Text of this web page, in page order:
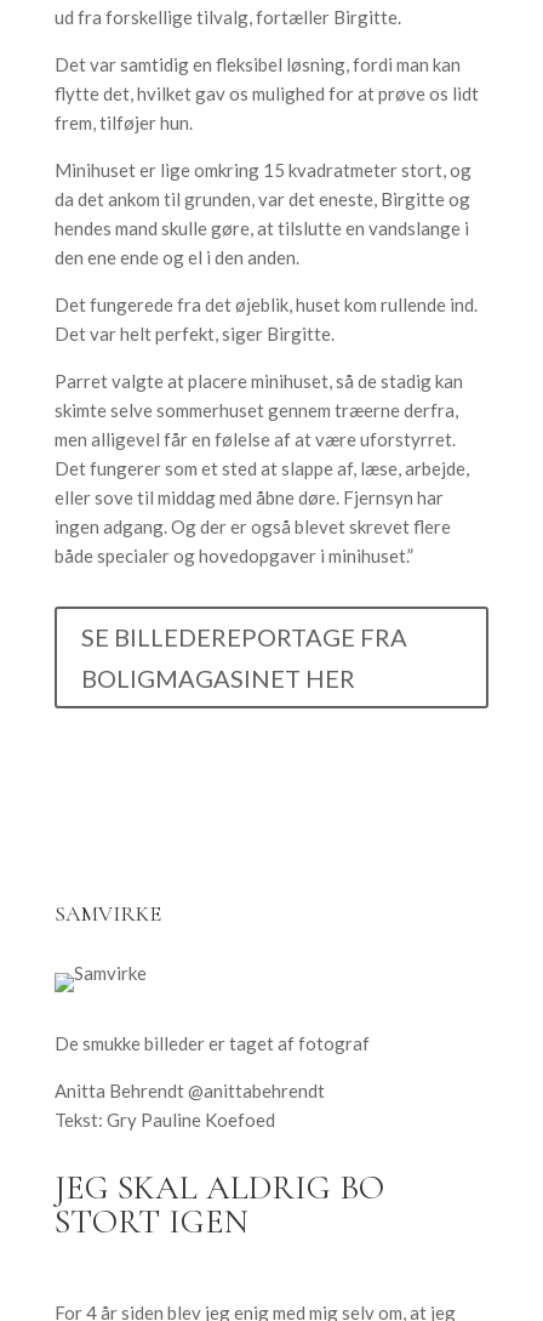
ud fra forskellige tilvalg, fortæller Birgitte.
Det var samtidig en fleksibel løsning, fordi man kan
flytte det, hvilket gav os mulighed for at prøve os lidt
frem, tilføjer hun.
Minihuset er lige omkring 15 kvadratmeter stort, og
da det ankom til grunden, var det eneste, Birgitte og
hendes mand skulle gøre, at tilslutte en vandslange i
den ene ende og el i den anden.
Det fungerede fra det øjeblik, huset kom rullende ind.
Det var helt perfekt, siger Birgitte.
Parret valgte at placere minihuset, så de stadig kan
skimte selve sommerhuset gennem træerne derfra,
men alligevel får en følelse af at være uforstyrret.
Det fungerer som et sted at slappe af, læse, arbejde,
eller sove til middag med åbne døre. Fjernsyn har
ingen adgang. Og der er også blevet skrevet flere
både specialer og hovedopgaver i minihuset.”
SE BILLEDEREPORTAGE FRA
BOLIGMAGASINET HER
SAMVIRKE
De smukke billeder er taget af fotograf
Anitta Behrendt @anittabehrendt
Tekst: Gry Pauline Koefoed
JEG SKAL ALDRIG BO
STORT IGEN
For 4 år siden blev jeg enig med mig selv om, at jeg